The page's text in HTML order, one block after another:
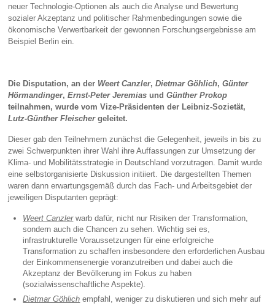
neuer Technologie-Optionen als auch die Analyse und Bewertung
sozialer Akzeptanz und politischer Rahmenbedingungen sowie die
ökonomische Verwertbarkeit der gewonnen Forschungsergebnisse am
Beispiel Berlin ein.
Die Disputation, an der Weert Canzler,Dietmar Göhlich,Günter
Hörmandinger,Ernst-Peter Jeremias undGünther Prokop
teilnahmen, wurde vom Vize-Präsidenten der Leibniz-Sozietät,
Lutz-Günther Fleischergeleitet.
Dieser gab den Teilnehmern zunächst die Gelegenheit, jeweils in bis zu
zwei Schwerpunkten ihrer Wahl ihre Auffassungen zur Umsetzung der
Klima- und Mobilitätsstrategie in Deutschland vorzutragen. Damit wurde
eine selbstorganisierte Diskussion initiiert. Die dargestellten Themen
waren dann erwartungsgemäß durch das Fach- und Arbeitsgebiet der
jeweiligen Disputanten geprägt:
Weert Canzlerwarb dafür, nicht nur Risiken der Transformation,
sondern auch die Chancen zu sehen. Wichtig sei es,
infrastrukturelle Voraussetzungen für eine erfolgreiche
Transformation zu schaffen insbesondere den erforderlichen Ausbau
der Einkommensenergie voranzutreiben und dabei auch die
Akzeptanz der Bevölkerung im Fokus zu haben
(sozialwissenschaftliche Aspekte).
Dietmar Göhlich empfahl, weniger zu diskutieren und sich mehr auf